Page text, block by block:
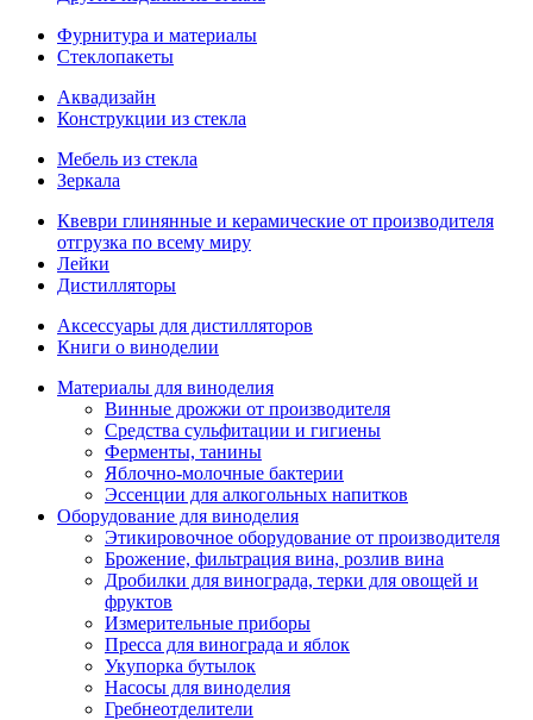
Фурнитура и материалы
Стеклопакеты
Аквадизайн
Конструкции из стекла
Мебель из стекла
Зеркала
Квеври глинянные и керамические от производителя
отгрузка по всему миру
Лейки
Дистилляторы
Аксессуары для дистилляторов
Книги о виноделии
Материалы для виноделия
Винные дрожжи от производителя
Средства сульфитации и гигиены
Ферменты, танины
Яблочно-молочные бактерии
Эссенции для алкогольных напитков
Оборудование для виноделия
Этикировочное оборудование от производителя
Брожение, фильтрация вина, розлив вина
Дробилки для винограда, терки для овощей и
фруктов
Измерительные приборы
Пресса для винограда и яблок
Укупорка бутылок
Насосы для виноделия
Гребнеотделители